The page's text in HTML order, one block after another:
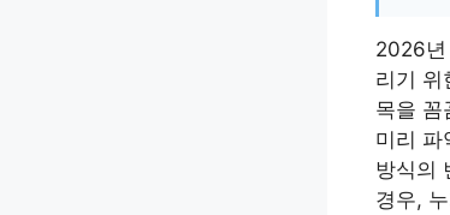
2026년
리기 위
목을 꼼
미리 파
방식의
경우,